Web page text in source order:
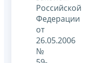
Российской
Федерации
от
26.05.2006
№